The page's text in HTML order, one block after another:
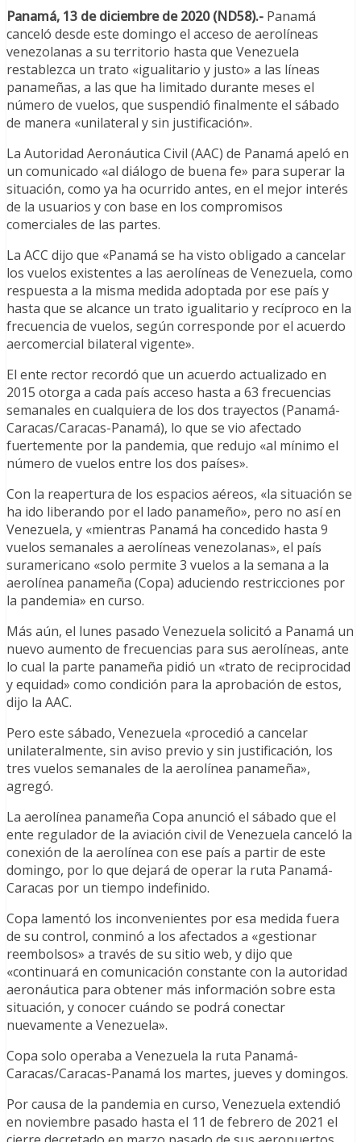
Panamá, 13 de diciembre de 2020 (ND58).- Panamá
canceló desde este domingo el acceso de aerolíneas
venezolanas a su territorio hasta que Venezuela
restablezca un trato «igualitario y justo» a las líneas
panameñas, a las que ha limitado durante meses el
número de vuelos, que suspendió finalmente el sábado
de manera «unilateral y sin justificación».
La Autoridad Aeronáutica Civil (AAC) de Panamá apeló en
un comunicado «al diálogo de buena fe» para superar la
situación, como ya ha ocurrido antes, en el mejor interés
de la usuarios y con base en los compromisos
comerciales de las partes.
La ACC dijo que «Panamá se ha visto obligado a cancelar
los vuelos existentes a las aerolíneas de Venezuela, como
respuesta a la misma medida adoptada por ese país y
hasta que se alcance un trato igualitario y recíproco en la
frecuencia de vuelos, según corresponde por el acuerdo
aercomercial bilateral vigente».
El ente rector recordó que un acuerdo actualizado en
2015 otorga a cada país acceso hasta a 63 frecuencias
semanales en cualquiera de los dos trayectos (Panamá-
Caracas/Caracas-Panamá), lo que se vio afectado
fuertemente por la pandemia, que redujo «al mínimo el
número de vuelos entre los dos países».
Con la reapertura de los espacios aéreos, «la situación se
ha ido liberando por el lado panameño», pero no así en
Venezuela, y «mientras Panamá ha concedido hasta 9
vuelos semanales a aerolíneas venezolanas», el país
suramericano «solo permite 3 vuelos a la semana a la
aerolínea panameña (Copa) aduciendo restricciones por
la pandemia» en curso.
Más aún, el lunes pasado Venezuela solicitó a Panamá un
nuevo aumento de frecuencias para sus aerolíneas, ante
lo cual la parte panameña pidió un «trato de reciprocidad
y equidad» como condición para la aprobación de estos,
dijo la AAC.
Pero este sábado, Venezuela «procedió a cancelar
unilateralmente, sin aviso previo y sin justificación, los
tres vuelos semanales de la aerolínea panameña»,
agregó.
La aerolínea panameña Copa anunció el sábado que el
ente regulador de la aviación civil de Venezuela canceló la
conexión de la aerolínea con ese país a partir de este
domingo, por lo que dejará de operar la ruta Panamá-
Caracas por un tiempo indefinido.
Copa lamentó los inconvenientes por esa medida fuera
de su control, conminó a los afectados a «gestionar
reembolsos» a través de su sitio web, y dijo que
«continuará en comunicación constante con la autoridad
aeronáutica para obtener más información sobre esta
situación, y conocer cuándo se podrá conectar
nuevamente a Venezuela».
Copa solo operaba a Venezuela la ruta Panamá-
Caracas/Caracas-Panamá los martes, jueves y domingos.
Por causa de la pandemia en curso, Venezuela extendió
en noviembre pasado hasta el 11 de febrero de 2021 el